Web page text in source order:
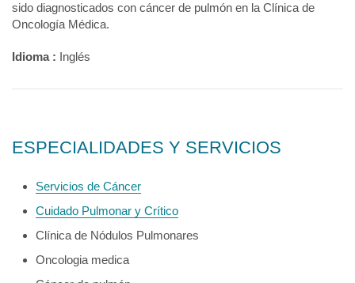
sido diagnosticados con cáncer de pulmón en la Clínica de
Oncología Médica.
Idioma : Inglés
ESPECIALIDADES Y SERVICIOS
Servicios de Cáncer
Cuidado Pulmonar y Crítico
Clínica de Nódulos Pulmonares
Oncologia medica